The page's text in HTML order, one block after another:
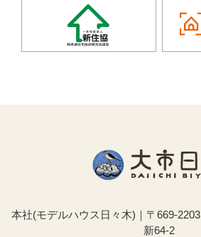
本社(モデルハウス日々木)｜〒669-
新64-2